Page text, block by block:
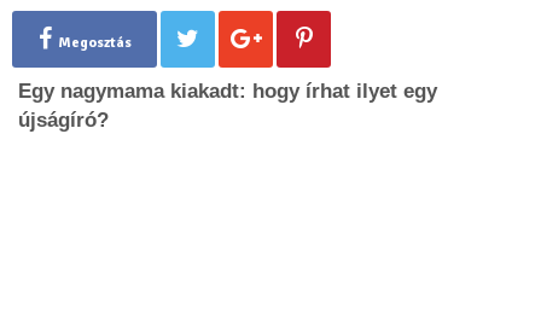
Megosztás
Egy nagymama kiakadt: hogy írhat ilyet egy
újságíró?